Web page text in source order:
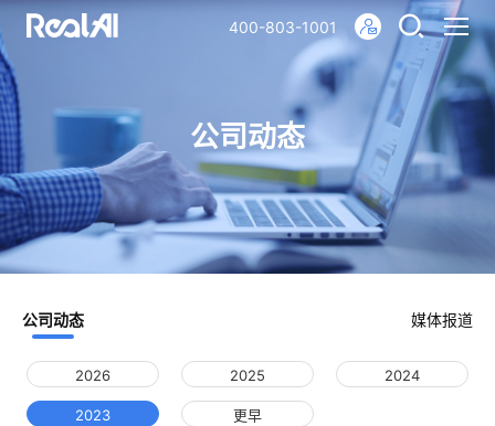
400-803-1001
公司动态
公司动态 媒体报道
2026 2025 2024
2023 更早